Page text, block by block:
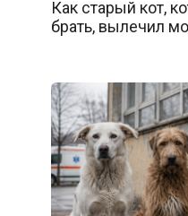
Как старый кот,
брать, вылечил